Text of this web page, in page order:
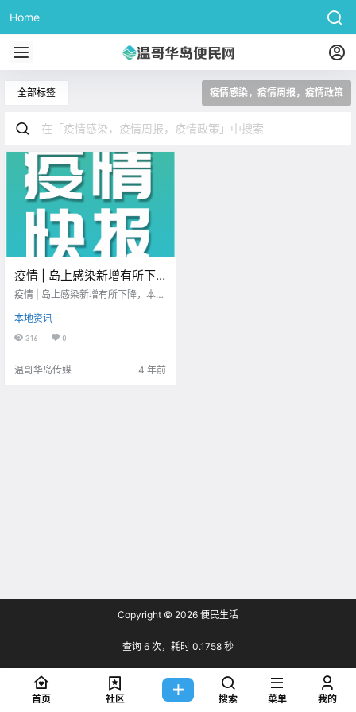
Home
全部标签 疫情感染，疫情周报，疫情政策
疫情 | 岛上感染新增有所下
降，本周仍有80多所学校爆
放松。。
疫情 | 岛上感染新增有所下降，本周
管制将逐步放松。
本地资讯
316 0
温哥华岛传媒 4 年前
Copyright © 2026 便民生活
查询 6 次，耗时 0.1758 秒
首页 社区 搜索 菜单 我的